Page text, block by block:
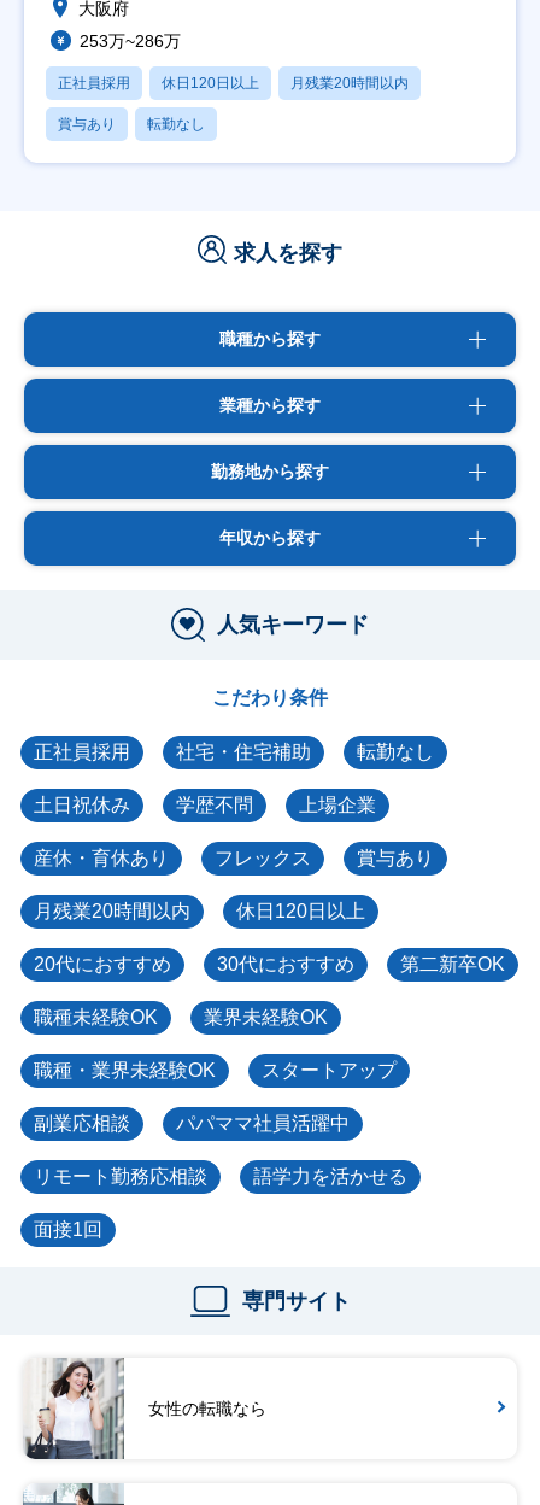
大阪府
253万~286万
正社員採用 休日120日以上 月残業20時間以内
賞与あり 転勤なし
求人を探す
職種から探す
業種から探す
勤務地から探す
年収から探す
人気キーワード
こだわり条件
正社員採用 社宅・住宅補助 転勤なし
土日祝休み 学歴不問 上場企業
産休・育休あり フレックス 賞与あり
月残業20時間以内 休日120日以上
20代におすすめ 30代におすすめ 第二新卒OK
職種未経験OK 業界未経験OK
職種・業界未経験OK スタートアップ
副業応相談 パパママ社員活躍中
リモート勤務応相談 語学力を活かせる
面接1回
専門サイト
女性の転職なら